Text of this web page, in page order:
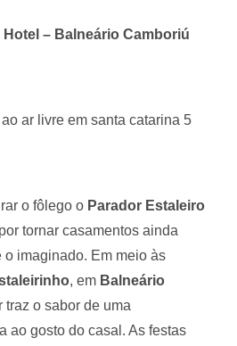
– Balneário Camboriú
o fôlego o Parador Estaleiro
tornar casamentos ainda
o imaginado. Em meio às
, em Balneário
traz o sabor de uma
ao gosto do casal. As festas